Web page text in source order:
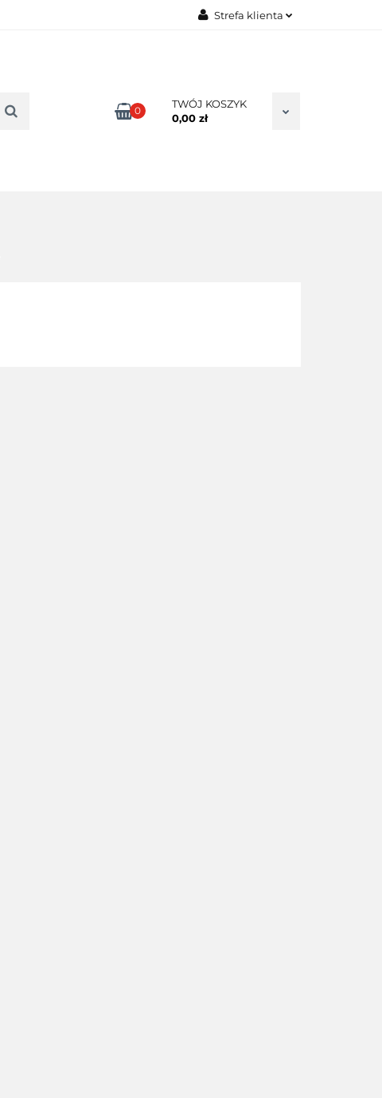
Strefa klienta
Dodaj zgłoszenie
0
TWÓJ KOSZYK
0,00 zł